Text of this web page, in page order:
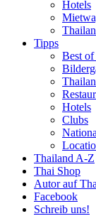
Hotels
Tipps
Best of
Hotels
Clubs
Thailand A-Z
Thai Shop
Autor auf
Facebook
Schreib uns!